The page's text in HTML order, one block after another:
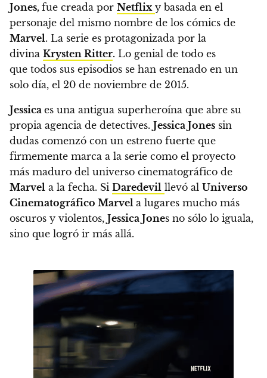
Jones, fue creada por Netflix y basada en el
personaje del mismo nombre de los cómics de
Marvel. La serie es protagonizada por la
divina Krysten Ritter. Lo genial de todo es
que todos sus episodios se han estrenado en un
solo día, el 20 de noviembre de 2015.
Jessica es una antigua superheroína que abre su
propia agencia de detectives. Jessica Jones sin
dudas comenzó con un estreno fuerte que
firmemente marca a la serie como el proyecto
más maduro del universo cinematográfico de
Marvel a la fecha. Si Daredevil llevó al Universo
Cinematográfico Marvel a lugares mucho más
oscuros y violentos, Jessica Jones no sólo lo iguala,
sino que logró ir más allá.